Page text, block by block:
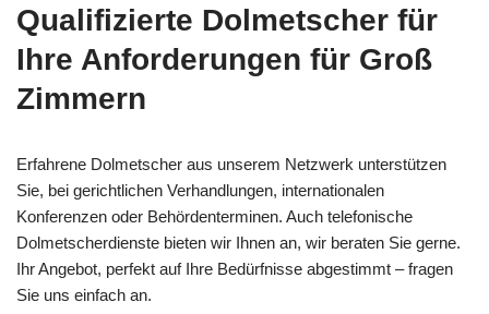
Qualifizierte Dolmetscher für
Ihre Anforderungen für Groß
Zimmern
Erfahrene Dolmetscher aus unserem Netzwerk unterstützen
Sie, bei gerichtlichen Verhandlungen, internationalen
Konferenzen oder Behördenterminen. Auch telefonische
Dolmetscherdienste bieten wir Ihnen an, wir beraten Sie gerne.
Ihr Angebot, perfekt auf Ihre Bedürfnisse abgestimmt – fragen
Sie uns einfach an.